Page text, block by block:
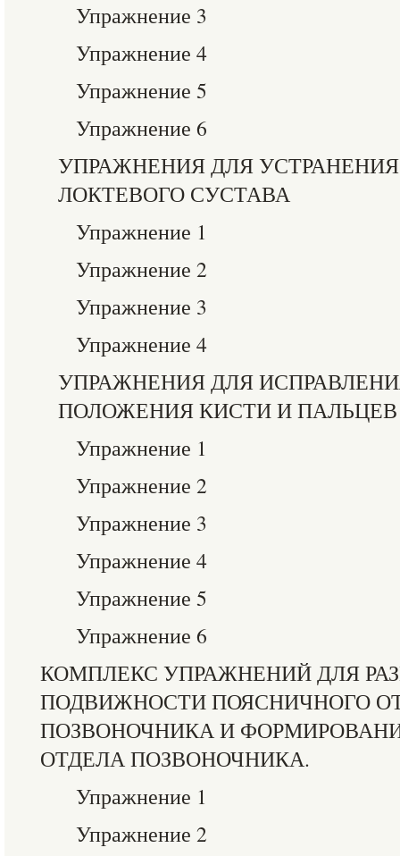
Упражнение 3
Упражнение 4
Упражнение 5
Упражнение 6
УПРАЖНЕНИЯ ДЛЯ
ЛОКТЕВОГО СУСТАВА
Упражнение 1
Упражнение 2
Упражнение 3
Упражнение 4
УПРАЖНЕНИЯ ДЛЯ
ПОЛОЖЕНИЯ КИСТИ И ПАЛЬЦЕВ
Упражнение 1
Упражнение 2
Упражнение 3
Упражнение 4
Упражнение 5
Упражнение 6
КОМПЛЕКС УПРАЖНЕНИЙ ДЛЯ
ПОДВИЖНОСТИ ПОЯСНИЧНОГО
ПОЗВОНОЧНИКА И
ОТДЕЛА ПОЗВОНОЧНИКА.
Упражнение 1
Упражнение 2